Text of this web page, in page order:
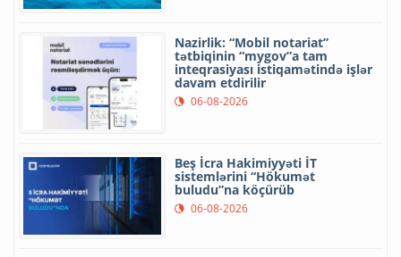
Nazirlik: “Mobil notariat”
tətbiqinin “mygov”a tam
inteqrasiyası istiqamətində işlər
davam etdirilir
06-08-2026
Beş İcra Hakimiyyəti İT
sistemlərini “Hökumət
buludu”na köçürüb
06-08-2026